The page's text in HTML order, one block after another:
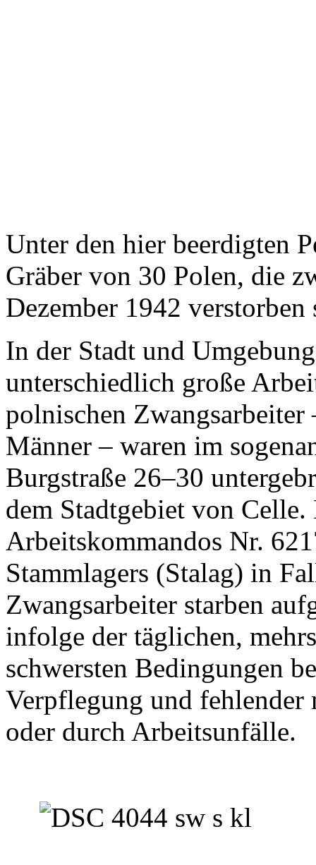
Unter den hier beerdigten
Gräber von 30 Polen, die
Dezember 1942 verstorben
In der Stadt und
unterschiedlich große
polnischen Zwangsarbeiter
Männer – waren im
Burgstraße 26–30
dem Stadtgebiet von Celle.
Arbeitskommandos Nr.
Stammlagers (Stalag) in
Zwangsarbeiter starben
infolge der täglichen,
schwersten Bedingungen
Verpflegung und fehlender
oder durch Arbeitsunfälle.